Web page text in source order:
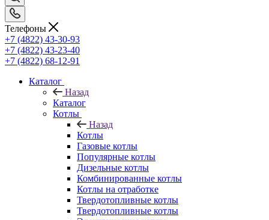
Телефоны
+7 (4822) 43-30-93
+7 (4822) 43-23-40
+7 (4822) 68-12-91
Каталог
Назад
Каталог
Котлы
Назад
Котлы
Газовые котлы
Популярные котлы
Дизельные котлы
Комбинированные котлы
Котлы на отработке
Твердотопливные котлы
Твердотопливные котлы